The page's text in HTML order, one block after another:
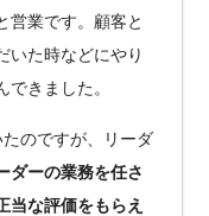
営業です。顧客と
いた時などにやり
きました。
のですが、リーダ
ダーの業務を任さ
当な評価をもらえ